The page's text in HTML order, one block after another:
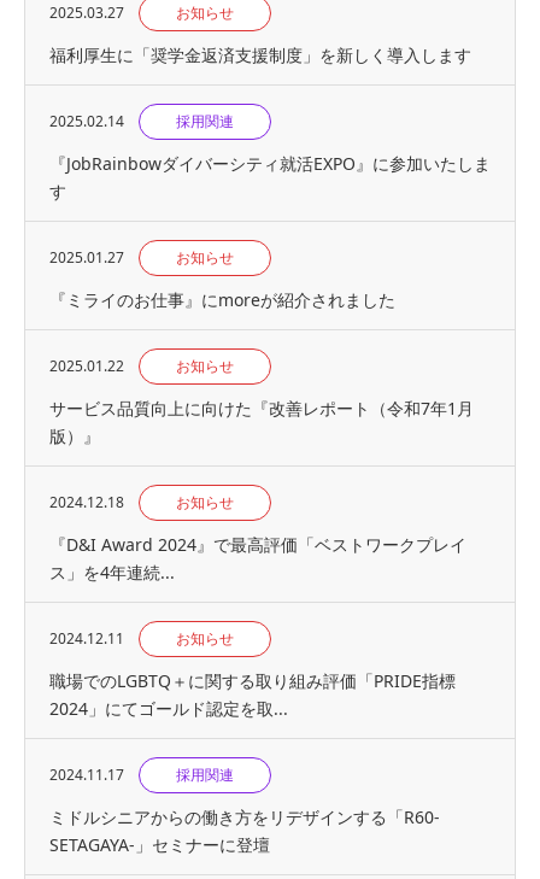
2025.03.27 お知らせ
福利厚生に「奨学金返済支援制度」を新しく導入します
2025.02.14 採用関連
『JobRainbowダイバーシティ就活EXPO』に参加いたしま
す
2025.01.27 お知らせ
『ミライのお仕事』にmoreが紹介されました
2025.01.22 お知らせ
サービス品質向上に向けた『改善レポート（令和7年1月
版）』
2024.12.18 お知らせ
『D&I Award 2024』で最高評価「ベストワークプレイ
ス」を4年連続...
2024.12.11 お知らせ
職場でのLGBTQ＋に関する取り組み評価「PRIDE指標
2024」にてゴールド認定を取...
2024.11.17 採用関連
ミドルシニアからの働き方をリデザインする「R60-
SETAGAYA-」セミナーに登壇